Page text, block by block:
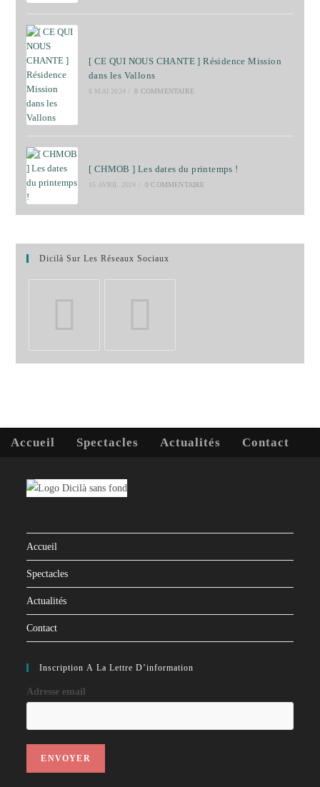
[ CE QUI NOUS CHANTE ] Résidence Mission
dans les Vallons
6 MAI 2024 0 COMMENTAIRE
[ CHMOB ] Les dates du printemps !
15 AVRIL 2024 0 COMMENTAIRE
Dicilà Sur Les Réseaux Sociaux
onglet
onglet
Accueil Spectacles Actualités Contact
Accueil
Spectacles
Actualités
Contact
Inscription À La Lettre D’information
Adresse email